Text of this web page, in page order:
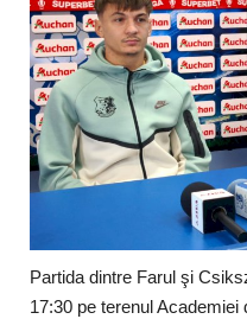
Partida dintre Farul şi
17:30 pe terenul Academiei